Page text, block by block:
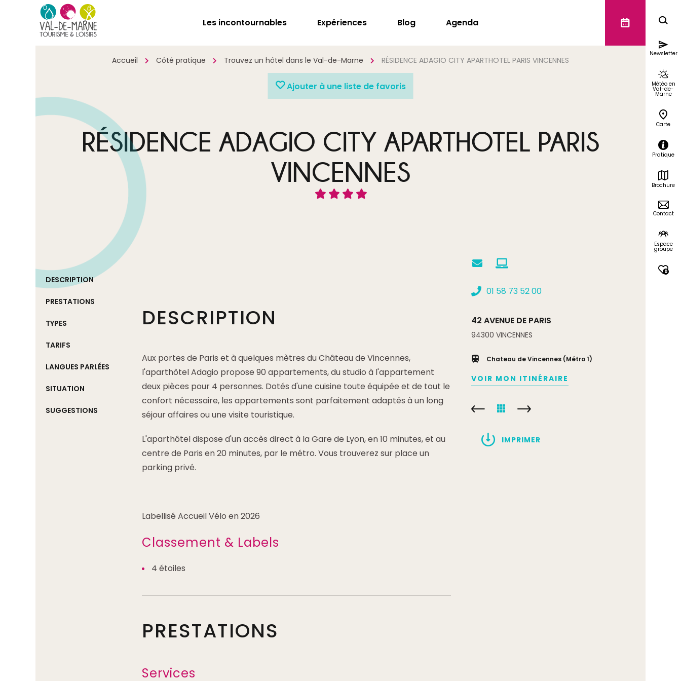
Les incontournables Expériences Blog Agenda
Accueil Côté pratique Trouvez un hôtel dans le Val-de-Marne RÉSIDENCE ADAGIO CITY APARTHOTEL PARIS VINCENNES
Newsletter
Météo en
Val-de-
Marne
Carte
Pratique
Brochure
Contact
Espace
groupe
0
Ajouter à une liste de favoris
RÉSIDENCE ADAGIO CITY APARTHOTEL PARIS
VINCENNES
DESCRIPTION
PRESTATIONS
TYPES
TARIFS
LANGUES PARLÉES
SITUATION
SUGGESTIONS
DESCRIPTION
Aux portes de Paris et à quelques mètres du Château de Vincennes,
l'aparthôtel Adagio propose 90 appartements, du studio à l'appartement
deux pièces pour 4 personnes. Dotés d'une cuisine toute équipée et de tout le
confort nécessaire, les appartements sont parfaitement adaptés à un long
séjour affaires ou une visite touristique.
L'aparthôtel dispose d'un accès direct à la Gare de Lyon, en 10 minutes, et au
centre de Paris en 20 minutes, par le métro. Vous trouverez sur place un
parking privé.
Labellisé Accueil Vélo en 2026
Classement & Labels
4 étoiles
PRESTATIONS
Services
01 58 73 52 00
42 AVENUE DE PARIS
94300 VINCENNES
Chateau de Vincennes (Métro 1)
VOIR MON ITINÉRAIRE
IMPRIMER